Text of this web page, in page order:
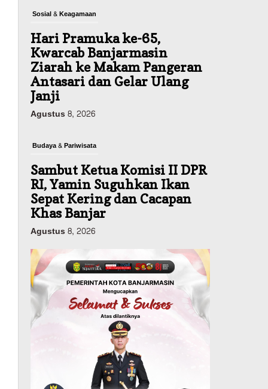
Sosial & Keagamaan
Hari Pramuka ke-65,
Kwarcab Banjarmasin
Ziarah ke Makam Pangeran
Antasari dan Gelar Ulang
Janji
Agustus 8, 2026
Budaya & Pariwisata
Sambut Ketua Komisi II DPR
RI, Yamin Suguhkan Ikan
Sepat Kering dan Cacapan
Khas Banjar
Agustus 8, 2026
Pemerintahan Sosial & Keagamaan
Banjarmasin Pilot Project
Perlinsos Digital, Target 30
Persen IKD Masih Jauh,
Komisi II DPR Turun
Agustus 7, 2026